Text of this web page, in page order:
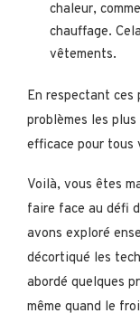
chaleur,
chauffage.
vêtements.
En respectant ces
problèmes les
efficace pour tous
Voilà, vous êtes
faire face au défi
avons exploré
décortiqué les
abordé quelques
même quand le